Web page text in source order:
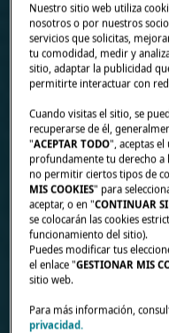
Nuestro sitio web utiliza
nosotros o por nuestros
servicios que solicitas,
tu comodidad, medir y
sitio, adaptar la publicidad
permitirte interactuar con
Cuando visitas el sitio, se
recuperarse de él,
"ACEPTAR TODO", aceptas
profundamente tu derecho a
no permitir ciertos tipos de
MIS COOKIES" para
aceptar, o en "CONTINUAR
se colocarán las cookies
funcionamiento del sitio).
Puedes modificar tus
el enlace "GESTIONAR MIS
sitio web.
Para más información,
privacidad.